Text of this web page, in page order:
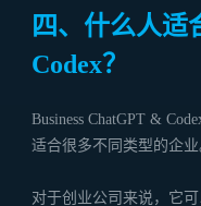
四、什么人适
Codex？
Business ChatGPT &
适合很多不同类型的企业
对于创业公司来说，它